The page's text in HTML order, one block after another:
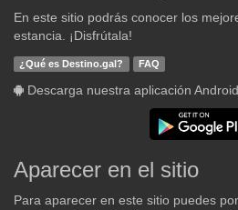
En este sitio podrás conocer los
estancia. ¡Disfrútala!
¿Qué es Destino.gal? FAQ
Descarga nuestra aplicación Android
Aparecer en el sitio
Para aparecer en este sitio puedes